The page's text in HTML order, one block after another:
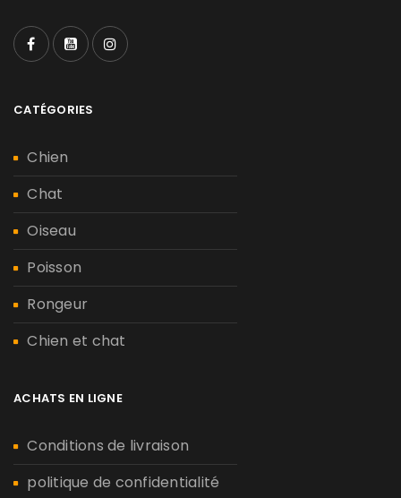
CATÉGORIES
Chien
Chat
Oiseau
Poisson
Rongeur
Chien et chat
ACHATS EN LIGNE
Conditions de livraison
politique de confidentialité